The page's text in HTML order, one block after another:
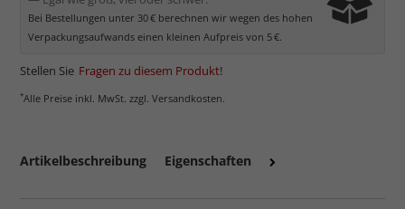
Bei Bestellungen unter 30 € berechnen wir wegen des hohen
Verpackungsaufwands einen kleinen Aufpreis von 5 €.
Stellen Sie Fragen zu diesem Produkt!
*Alle Preise inkl. MwSt. zzgl. Versandkosten.
Artikelbeschreibung Eigenschaften